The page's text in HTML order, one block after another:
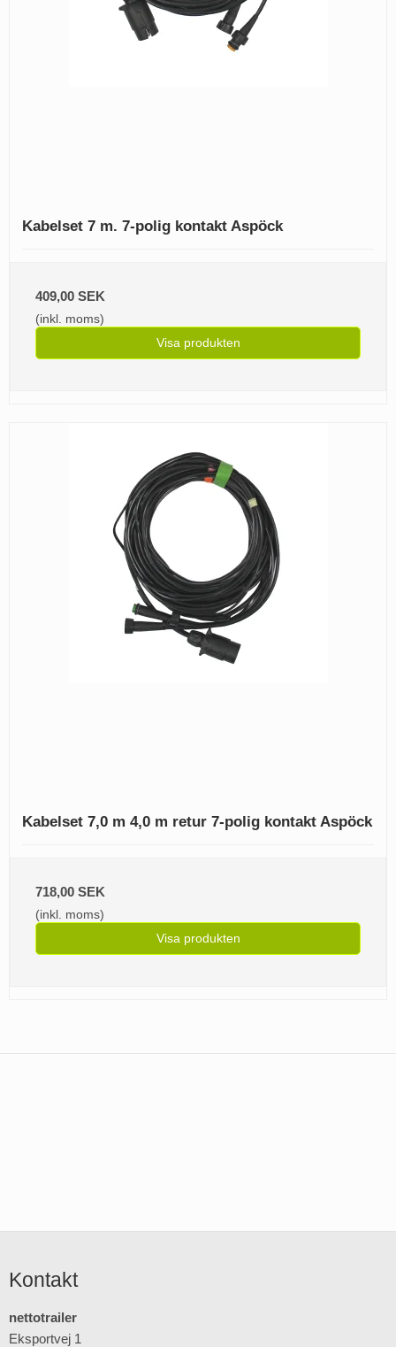
Kabelset 7 m. 7-polig kontakt Aspöck
409,00 SEK
(inkl. moms)
Visa produkten
Kabelset 7,0 m 4,0 m retur 7-polig kontakt Aspöck
718,00 SEK
(inkl. moms)
Visa produkten
Kontakt
nettotrailer
Eksportvej 1